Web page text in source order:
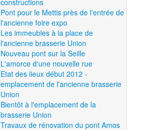
Pont pour le Mettis près de l'entrée de
l'ancienne foire expo
Les immeubles à la place de
l'ancienne brasserie Union
Nouveau pont sur la Seille
L'amorce d'une nouvelle rue
Etat des lieux début 2012 -
emplacement de l'ancienne brasserie
Union
Bientôt à l'emplacement de la
brasserie Union
Travaux de rénovation du pont Amos